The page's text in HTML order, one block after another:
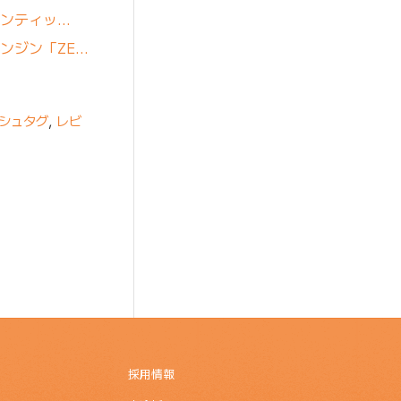
ティッ…
ジン「ZE…
ュタグ, レビ
採用情報